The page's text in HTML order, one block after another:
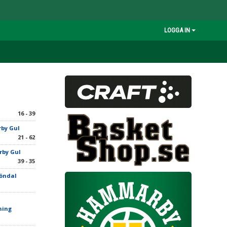
LOGGA IN
16 - 39
Gul
21 - 62
Gul
39 - 35